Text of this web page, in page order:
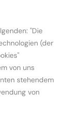
"Die
(der
von uns
stehendem
von